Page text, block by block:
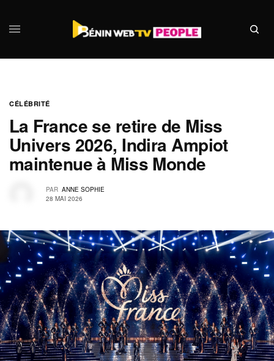
CÉLÉBRITÉ
La France se retire de Miss
Univers 2026, Indira Ampiot
maintenue à Miss Monde
PAR ANNE SOPHIE
28 MAI 2026